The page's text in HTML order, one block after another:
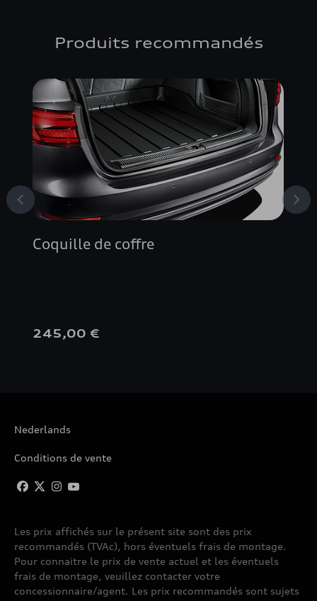
Produits recommandés
Coquille de coffre
245,00 €
Nederlands
Conditions de vente
Les prix affichés sur le présent site sont des prix
recommandés (TVAc), hors éventuels frais de montage.
Pour connaitre le prix de vente actuel et les éventuels
frais de montage, veuillez contacter votre
concessionnaire/agent. Les prix recommandés sont sujets